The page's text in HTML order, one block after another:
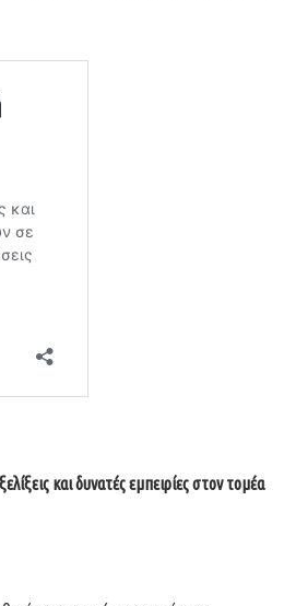
και δυνατές εμπειρίες στον τομέα